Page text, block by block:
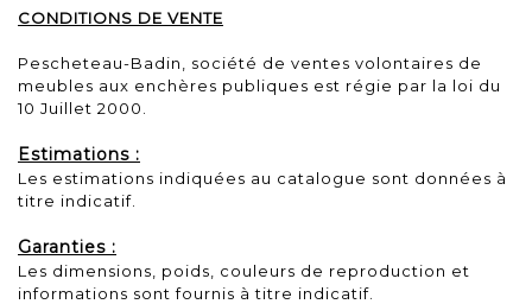
CONDITIONS DE VENTE
Pescheteau-Badin, société de ventes volontaires de
meubles aux enchères publiques est régie par la loi du
10 Juillet 2000.
Estimations :
Les estimations indiquées au catalogue sont données à
titre indicatif.
Garanties :
Les dimensions, poids, couleurs de reproduction et
informations sont fournis à titre indicatif.